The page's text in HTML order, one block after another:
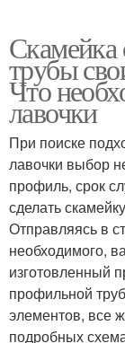
Скамейка
трубы
Что
лавочки
При поиске
лавочки выбор
профиль, срок
сделать
Отправляясь в
необходимого,
изготовленный
профильной
элементов, все
подробных